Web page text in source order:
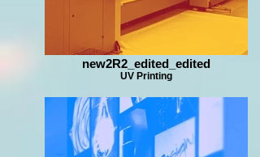
new2R2_edited_edited
UV Printing